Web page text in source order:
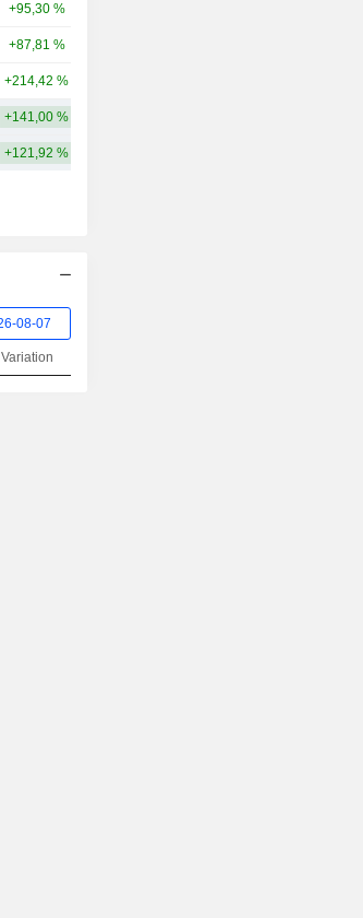
+95,30 %
+87,81 %
+214,42 %
+141,00 %
+121,92 %
Variation